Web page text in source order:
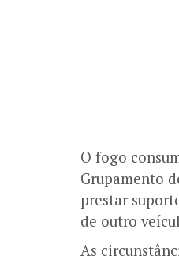
O fogo
Grupamento
prestar
de outro
As